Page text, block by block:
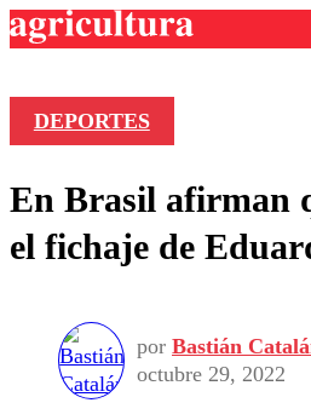
Frecuencias
Agricultura TV
Deportes
Motor
Otros Deportes
Dato Practico
Vida Social
Publicaciones en
DEPORTES
En Brasil afirman
el fichaje de
por Bastián
octubre 29, 2022